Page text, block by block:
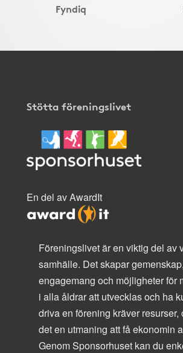
Fyndiq
Stötta föreningslivet
En del av AwardIt
Föreningslivet är en viktig del av
samhälle. Det skapar gemenskap,
engagemang och möjligheter för
i alla åldrar att utvecklas och ha
driva en förening kräver resurser,
det en utmaning att få ekonomin
Genom Sponsorhuset kan du